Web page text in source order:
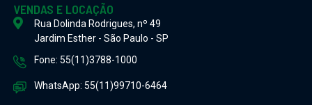
VENDAS E LOCAÇÃO
Rua Dolinda Rodrigues, nº 49
Jardim Esther - São Paulo - SP
Fone: 55(11)3788-1000
WhatsApp: 55(11)99710-6464